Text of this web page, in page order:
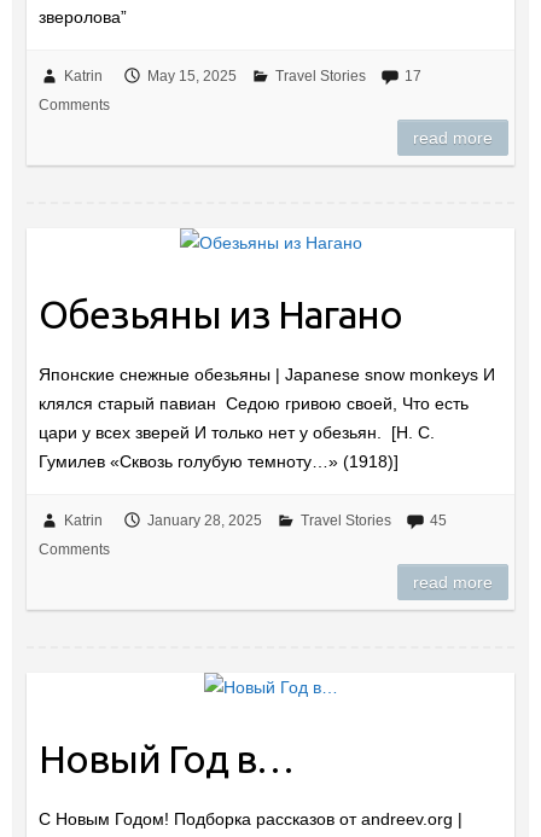
зверолова”
Katrin May 15, 2025 Travel Stories
17
Comments
read more
Обезьяны из Нагано
Японские снежные обезьяны | Japanese snow monkeys И
клялся старый павиан Седою гривою своей, Что есть
цари у всех зверей И только нет у обезьян. [Н. С.
Гумилев «Сквозь голубую темноту…» (1918)]
Katrin January 28, 2025 Travel Stories
45
Comments
read more
Новый Год в…
С Новым Годом! Подборка рассказов от andreev.org |